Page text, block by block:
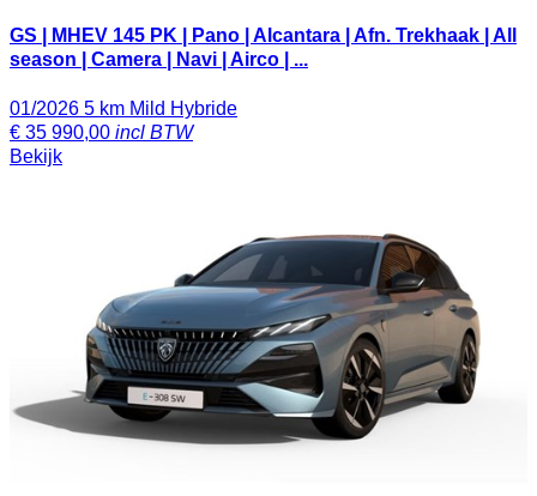
GS | MHEV 145 PK | Pano | Alcantara | Afn. Trekhaak | All
season | Camera | Navi | Airco | ...
01/2026 5 km Mild Hybride
€ 35 990,00 incl BTW
Bekijk